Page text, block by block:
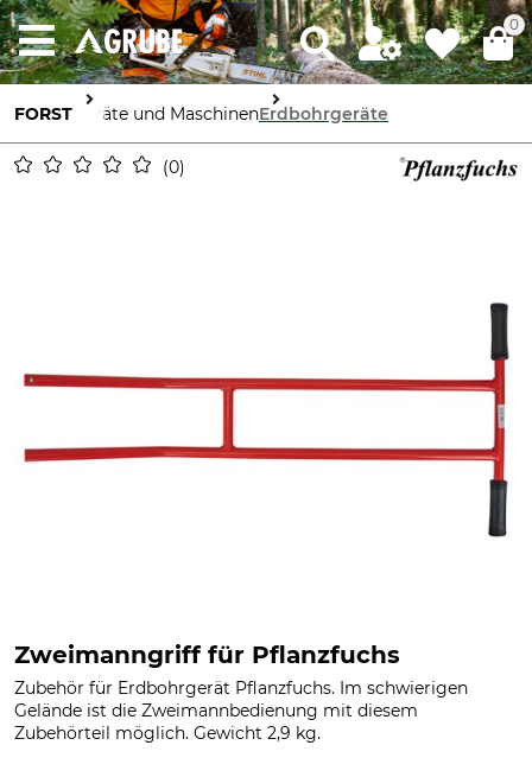
0
FORST Geräte und MaschinenErdbohrgeräte
0
Zweimanngriff für Pflanzfuchs
Zubehör für Erdbohrgerät Pflanzfuchs. Im schwierigen
Gelände ist die Zweimannbedienung mit diesem
Zubehörteil möglich. Gewicht 2,9 kg.